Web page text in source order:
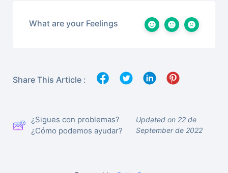
What are your Feelings
Share This Article :
¿Sigues con problemas?
¿Cómo podemos ayudar?
Updated on 22 de
September de 2022